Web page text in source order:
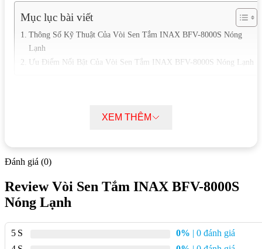
Mục lục bài viết
Thông Số Kỹ Thuật Của Vòi Sen Tắm INAX BFV-8000S Nóng
Lạnh
Ưu Điểm Nổi Bật Của Vòi Sen Tắm INAX BFV-8000S Nóng Lạnh
INAX BFV-8000S Nóng Lạnh
Thương hiệu: INAX
Xuất xứ: Việt Nam
XEM THÊM
Đánh giá (0)
Review Vòi Sen Tắm INAX BFV-8000S
Nóng Lạnh
5 0% | 0 đánh giá